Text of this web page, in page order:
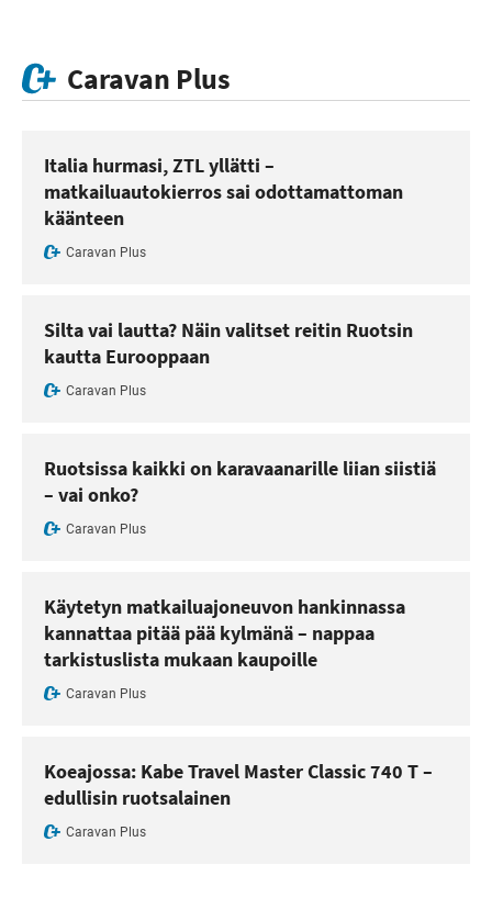
Caravan Plus
Italia hurmasi, ZTL yllätti –
matkailuautokierros sai odottamattoman
käänteen
Caravan Plus
Silta vai lautta? Näin valitset reitin Ruotsin
kautta Eurooppaan
Caravan Plus
Ruotsissa kaikki on karavaanarille liian siistiä
– vai onko?
Caravan Plus
Käytetyn matkailuajoneuvon hankinnassa
kannattaa pitää pää kylmänä – nappaa
tarkistuslista mukaan kaupoille
Caravan Plus
Koeajossa: Kabe Travel Master Classic 740 T –
edullisin ruotsalainen
Caravan Plus